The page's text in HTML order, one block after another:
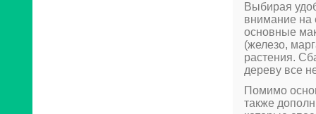
Выбирая
внимание на
основные
(железо,
растения.
дереву все
Помимо
также